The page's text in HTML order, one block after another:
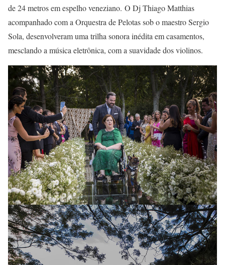
de 24 metros em espelho veneziano. O Dj Thiago Matthias
acompanhado com a Orquestra de Pelotas sob o maestro Sergio
Sola, desenvolveram uma trilha sonora inédita em casamentos,
mesclando a música eletrônica, com a suavidade dos violinos.